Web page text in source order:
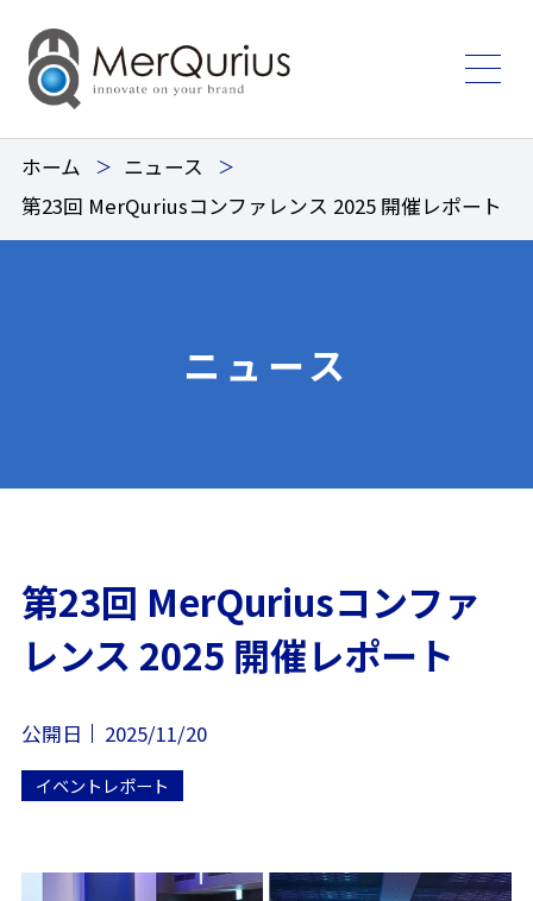
ホーム
ニュース
第23回 MerQuriusコンファレンス 2025 開催レポート
ニュース
第23回 MerQuriusコンファ
レンス 2025 開催レポート
公開日 2025/11/20
イベントレポート